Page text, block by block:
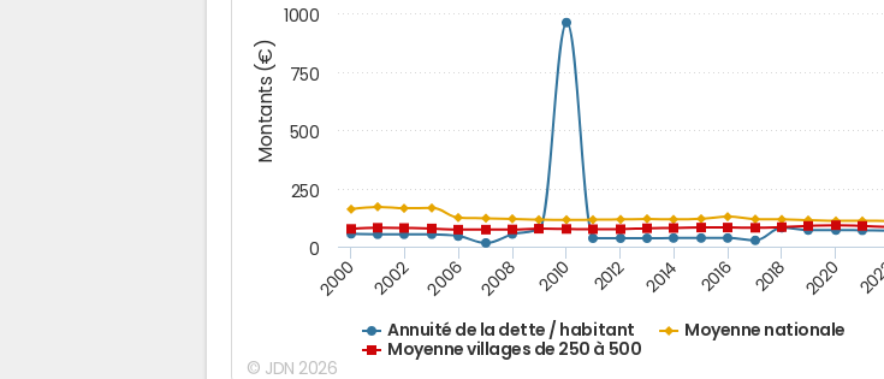
Montants (€)
Annuité de la dette / habitant
Moyenne nationale
Moyenne villages de 250 à 500
2000 2002 2006 2008 2010 2012 2014 2016 2018 2020
0
250
500
750
1000
© JDN 2026